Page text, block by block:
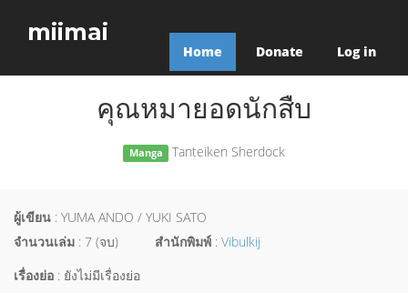
miimai
Home Donate Log in
คุณหมายอดนักสืบ
Manga Tanteiken Sherdock
ผู้เขียน : YUMA ANDO / YUKI SATO
จำนวนเล่ม : 7 (จบ) สำนักพิมพ์ : Vibulkij
เรื่องย่อ : ยังไม่มีเรื่องย่อ